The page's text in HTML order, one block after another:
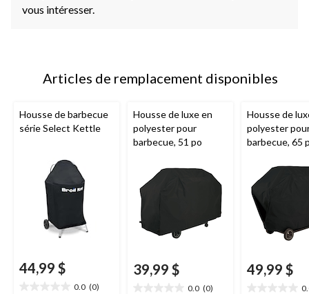
vous intéresser.
Articles de remplacement disponibles
Housse de barbecue
série Select Kettle
44,99 $
0.0 (0)
Housse de luxe en
polyester pour
barbecue, 51 po
39,99 $
0.0 (0)
Housse de
polyester
barbecue, 65
49,99 $